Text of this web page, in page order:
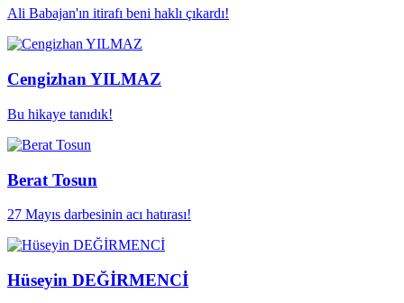
Ali Babajan'ın itirafı beni haklı çıkardı!
Cengizhan YILMAZ
Bu hikaye tanıdık!
Berat Tosun
27 Mayıs darbesinin acı hatırası!
Hüseyin DEĞİRMENCİ